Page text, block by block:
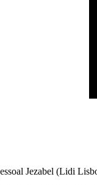
Jezabel (Lidi